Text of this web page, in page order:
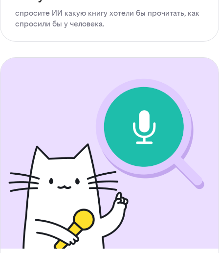
спросите ИИ какую книгу хотели бы прочитать, как
спросили бы у человека.